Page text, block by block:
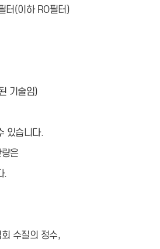
터(이하 RO필터)
기술임)
있습니다.
은
.
수질의 정수,